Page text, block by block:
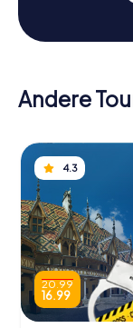
Andere
4.3
20.99
16.99